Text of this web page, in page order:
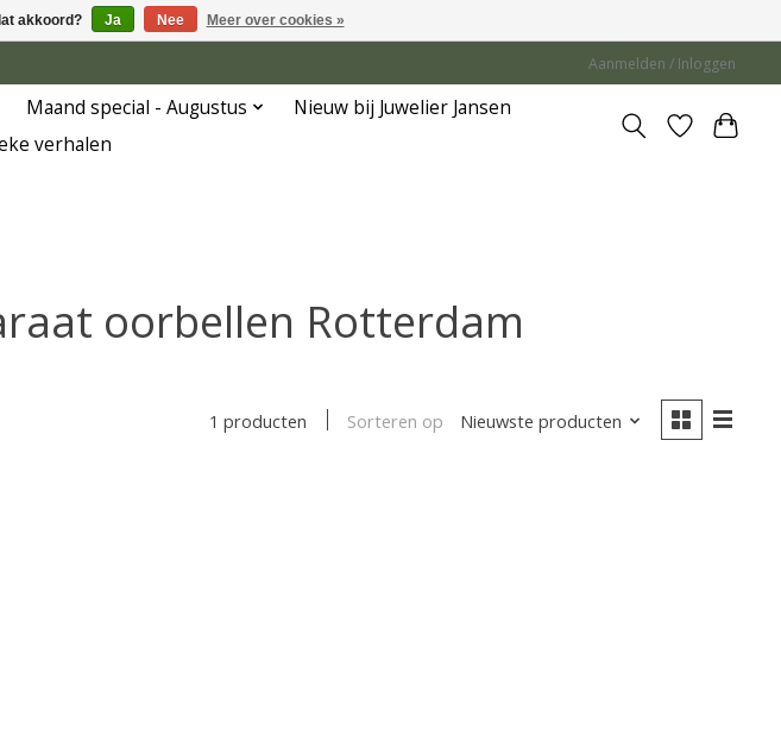
Aanmelden / Inloggen
Maand special - Augustus
Nieuw bij Juwelier Jansen
verhalen
oorbellen Rotterdam
1 producten Sorteren op Nieuwste producten
akkoord? Ja Nee Meer over cookies »